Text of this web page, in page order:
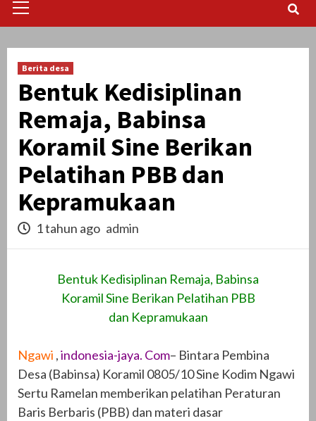
Menu
Berita desa
Bentuk Kedisiplinan
Remaja, Babinsa
Koramil Sine Berikan
Pelatihan PBB dan
Kepramukaan
1 tahun ago admin
Bentuk Kedisiplinan Remaja, Babinsa
Koramil Sine Berikan Pelatihan PBB
dan Kepramukaan
Ngawi ,indonesia-jaya. Com– Bintara Pembina
Desa (Babinsa) Koramil 0805/10 Sine Kodim Ngawi
Sertu Ramelan memberikan pelatihan Peraturan
Baris Berbaris (PBB) dan materi dasar